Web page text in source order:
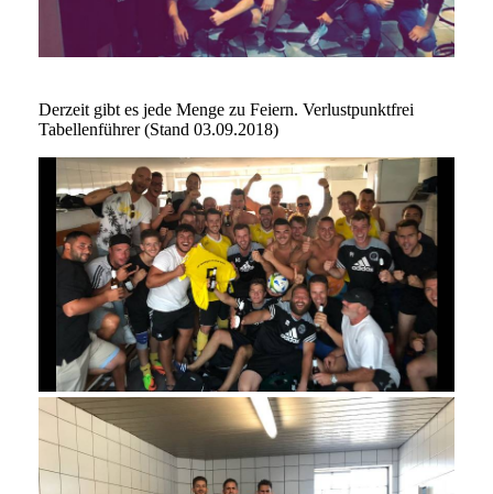
Derzeit gibt es jede Menge zu Feiern. Verlustpunktfrei
Tabellenführer (Stand 03.09.2018)